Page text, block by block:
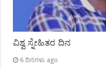
ವಿಶ್ವ ಸ್ನೇಹಿತರ ದಿನ
6 ದಿನಗಳು ago